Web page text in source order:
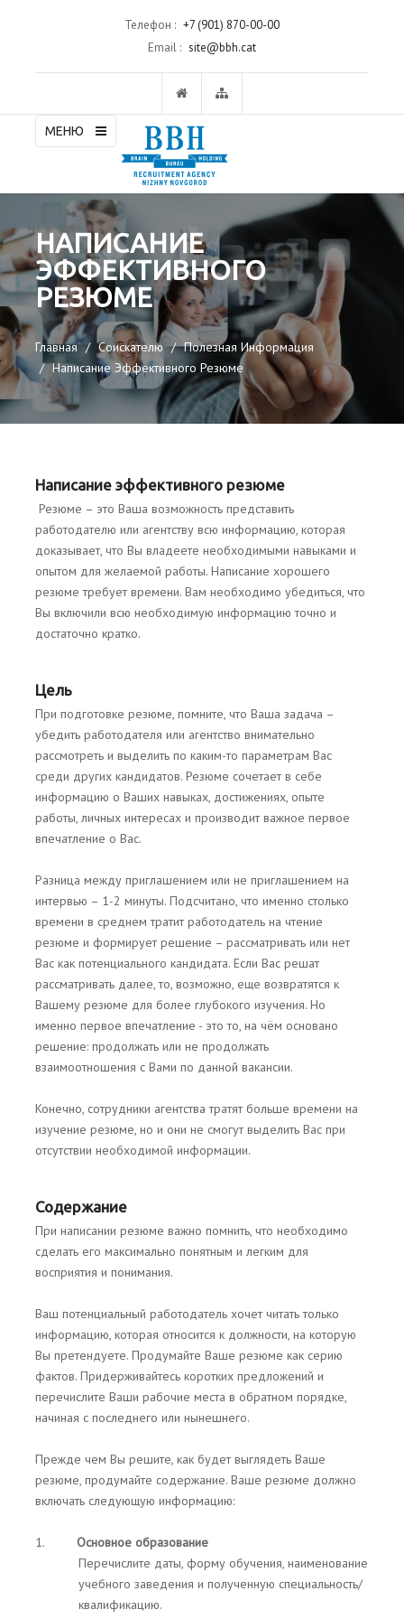
Телефон : +7 (901) 870-00-00
Email : site@bbh.cat
МЕНЮ
НАПИСАНИЕ
ЭФФЕКТИВНОГО
РЕЗЮМЕ
Главная Соискателю
Полезная Информация
Написание Эффективного Резюме
Написание эффективного резюме
Резюме – это Ваша возможность представить
работодателю или агентству всю информацию, которая
доказывает, что Вы владеете необходимыми навыками и
опытом для желаемой работы. Написание хорошего
резюме требует времени. Вам необходимо убедиться, что
Вы включили всю необходимую информацию точно и
достаточно кратко.
Цель
При подготовке резюме, помните, что Ваша задача –
убедить работодателя или агентство внимательно
рассмотреть и выделить по каким-то параметрам Вас
среди других кандидатов. Резюме сочетает в себе
информацию о Ваших навыках, достижениях, опыте
работы, личных интересах и производит важное первое
впечатление о Вас.
Разница между приглашением или не приглашением на
интервью – 1-2 минуты. Подсчитано, что именно столько
времени в среднем тратит работодатель на чтение
резюме и формирует решение – рассматривать или нет
Вас как потенциального кандидата. Если Вас решат
рассматривать далее, то, возможно, еще возвратятся к
Вашему резюме для более глубокого изучения. Но
именно первое впечатление - это то, на чём основано
решение: продолжать или не продолжать
взаимоотношения с Вами по данной вакансии.
Конечно, сотрудники агентства тратят больше времени на
изучение резюме, но и они не смогут выделить Вас при
отсутствии необходимой информации.
Содержание
При написании резюме важно помнить, что необходимо
сделать его максимально понятным и легким для
восприятия и понимания.
Ваш потенциальный работодатель хочет читать только
информацию, которая относится к должности, на которую
Вы претендуете. Продумайте Ваше резюме как серию
фактов. Придерживайтесь коротких предложений и
перечислите Ваши рабочие места в обратном порядке,
начиная с последнего или нынешнего.
Прежде чем Вы решите, как будет выглядеть Ваше
резюме, продумайте содержание. Ваше резюме должно
включать следующую информацию:
1. Основное образование
Перечислите даты, форму обучения, наименование
учебного заведения и полученную специальность/
квалификацию.